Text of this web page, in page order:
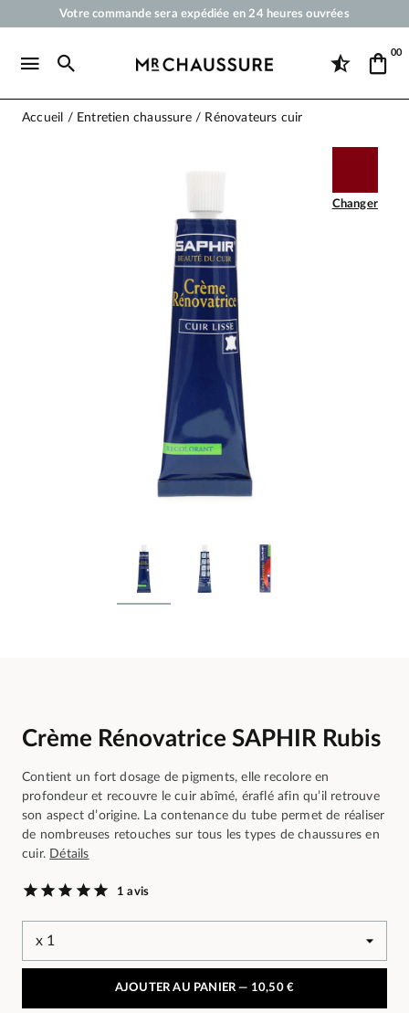
Votre commande sera expédiée en 24 heures ouvrées
Livraison offerte dès 50 €
00
Accueil Entretien chaussure Rénovateurs cuir
Changer
Crème Rénovatrice SAPHIR Rubis
Contient un fort dosage de pigments, elle recolore en
profondeur et recouvre le cuir abîmé, éraflé afin qu’il retrouve
son aspect d’origine. La contenance du tube permet de réaliser
de nombreuses retouches sur tous les types de chaussures en
cuir. Détails
1 avis
AJOUTER AU PANIER — 10,50 €